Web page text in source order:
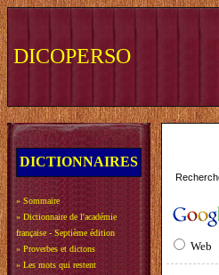
DICOPERSO
DICTIONNAIRES
» Sommaire
» Dictionnaire de l'académie
française - Septième édition
» Proverbes et dictons
» Les mots qui restent
Web